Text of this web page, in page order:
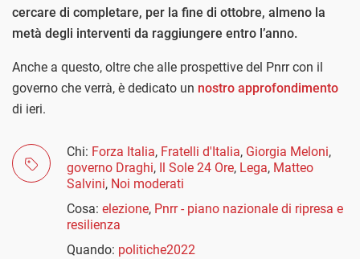
cercare di completare, per la fine di ottobre, almeno la
metà degli interventi da raggiungere entro l’anno.
Anche a questo, oltre che alle prospettive del Pnrr con il
governo che verrà, è dedicato un nostro approfondimento
di ieri.
Chi: Forza Italia, Fratelli d'Italia, Giorgia Meloni,
governo Draghi, Il Sole 24 Ore, Lega, Matteo
Salvini, Noi moderati
Cosa: elezione, Pnrr - piano nazionale di ripresa e
resilienza
Quando: politiche2022